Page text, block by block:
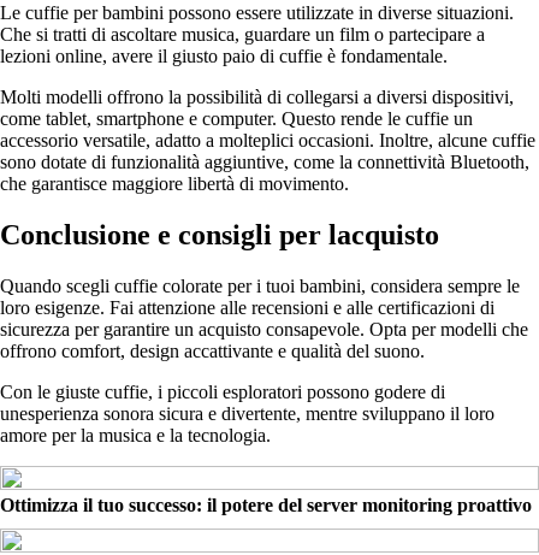
Le cuffie per bambini possono essere utilizzate in diverse situazioni.
Che si tratti di ascoltare musica, guardare un film o partecipare a
lezioni online, avere il giusto paio di cuffie è fondamentale.
Molti modelli offrono la possibilità di collegarsi a diversi dispositivi,
come tablet, smartphone e computer. Questo rende le cuffie un
accessorio versatile, adatto a molteplici occasioni. Inoltre, alcune cuffie
sono dotate di funzionalità aggiuntive, come la connettività Bluetooth,
che garantisce maggiore libertà di movimento.
Conclusione e consigli per lacquisto
Quando scegli cuffie colorate per i tuoi bambini, considera sempre le
loro esigenze. Fai attenzione alle recensioni e alle certificazioni di
sicurezza per garantire un acquisto consapevole. Opta per modelli che
offrono comfort, design accattivante e qualità del suono.
Con le giuste cuffie, i piccoli esploratori possono godere di
unesperienza sonora sicura e divertente, mentre sviluppano il loro
amore per la musica e la tecnologia.
Ottimizza il tuo successo: il potere del server monitoring proattivo